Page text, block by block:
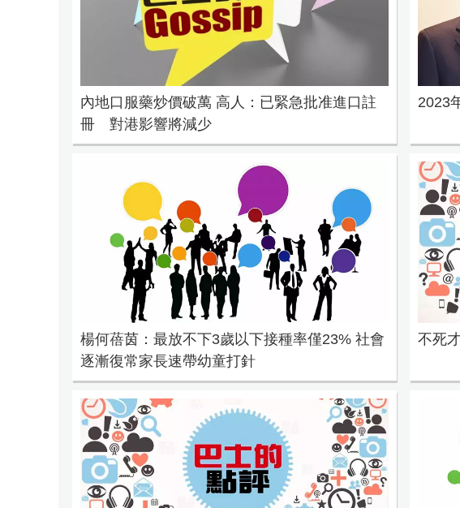
內地口服藥炒價破萬 高人：已緊急批准進口註
冊 對港影響將減少
2023
楊何蓓茵：最放不下3歲以下接種率僅23% 社會
逐漸復常家長速帶幼童打針
不死